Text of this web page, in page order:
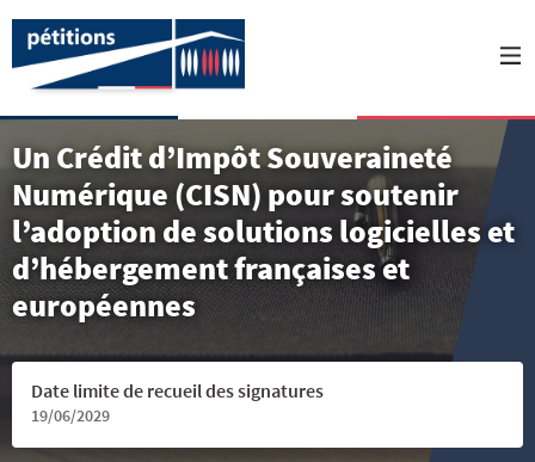
Un Crédit d’Impôt Souveraineté
Numérique (CISN) pour soutenir
l’adoption de solutions logicielles et
d’hébergement françaises et
européennes
Date limite de recueil des signatures
19/06/2029